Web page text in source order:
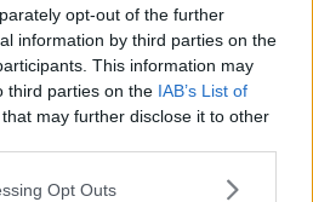
opt-out of the further
information by third parties on the
This information may
third parties on the IAB’s List of
that may further disclose it to other
app uses one or more Google
Opt Outs